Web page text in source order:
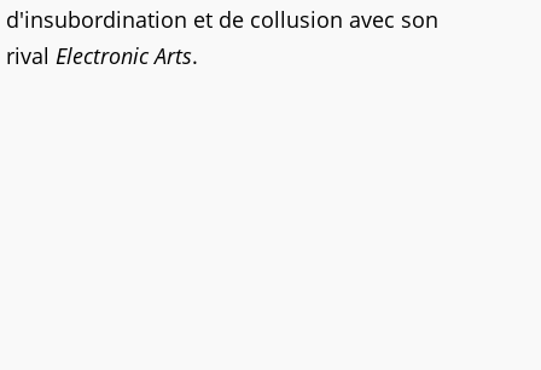
d'insubordination et de collusion avec son
rival Electronic Arts.